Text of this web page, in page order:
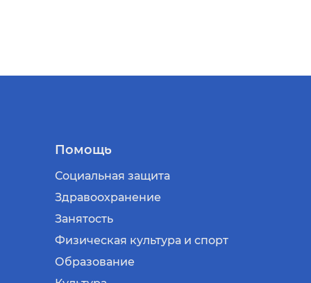
Помощь
Социальная защита
Здравоохранение
Занятость
Физическая культура и спорт
Образование